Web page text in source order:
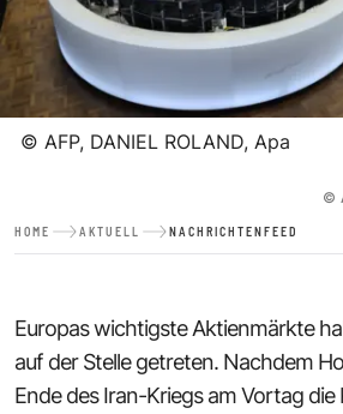
© AFP, DANIEL ROLAND, Apa
©
HOME AKTUELL NACHRICHTENFEED
Europas wichtigste Aktienmärkte
auf der Stelle getreten. Nachdem
Ende des Iran-Kriegs am Vortag die